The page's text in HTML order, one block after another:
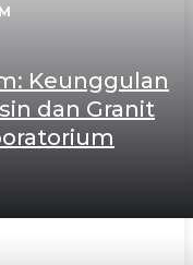
Keunggulan
dan Granit